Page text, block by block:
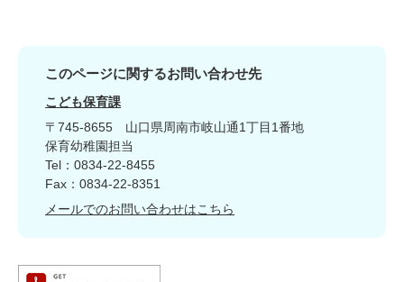
このページに関するお問い合わせ先
こども保育課
〒745-8655
山口県周南市岐山通1丁目1番地
保育幼稚園担当
Tel：0834-22-8455
Fax：0834-22-8351
メールでのお問い合わせはこちら